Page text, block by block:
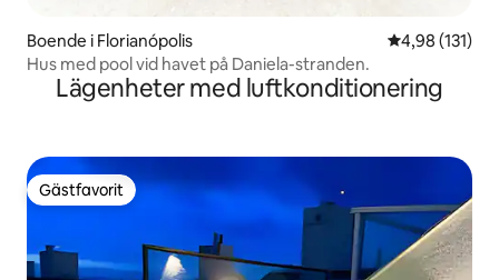
Boende i Florianópolis 4,98 av 5 i
4,98 (131)
Hus med pool vid havet på Daniela-stranden.
Lägenheter med luftkonditionering
Gästfavorit
Gästfavorit